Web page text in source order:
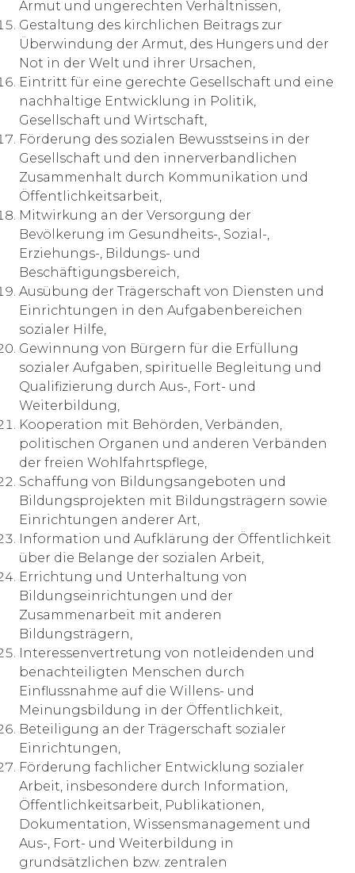
Armut und ungerechten Verhältnissen,
Gestaltung des kirchlichen Beitrags zur
Überwindung der Armut, des Hungers und der
Not in der Welt und ihrer Ursachen,
Eintritt für eine gerechte Gesellschaft und eine
nachhaltige Entwicklung in Politik,
Gesellschaft und Wirtschaft,
Förderung des sozialen Bewusstseins in der
Gesellschaft und den innerverbandlichen
Zusammenhalt durch Kommunikation und
Öffentlichkeitsarbeit,
Mitwirkung an der Versorgung der
Bevölkerung im Gesundheits-, Sozial-,
Erziehungs-, Bildungs- und
Beschäftigungsbereich,
Ausübung der Trägerschaft von Diensten und
Einrichtungen in den Aufgabenbereichen
sozialer Hilfe,
Gewinnung von Bürgern für die Erfüllung
sozialer Aufgaben, spirituelle Begleitung und
Qualifizierung durch Aus-, Fort- und
Weiterbildung,
Kooperation mit Behörden, Verbänden,
politischen Organen und anderen Verbänden
der freien Wohlfahrtspflege,
Schaffung von Bildungsangeboten und
Bildungsprojekten mit Bildungsträgern sowie
Einrichtungen anderer Art,
Information und Aufklärung der Öffentlichkeit
über die Belange der sozialen Arbeit,
Errichtung und Unterhaltung von
Bildungseinrichtungen und der
Zusammenarbeit mit anderen
Bildungsträgern,
Interessenvertretung von notleidenden und
benachteiligten Menschen durch
Einflussnahme auf die Willens- und
Meinungsbildung in der Öffentlichkeit,
Beteiligung an der Trägerschaft sozialer
Einrichtungen,
Förderung fachlicher Entwicklung sozialer
Arbeit, insbesondere durch Information,
Öffentlichkeitsarbeit, Publikationen,
Dokumentation, Wissensmanagement und
Aus-, Fort- und Weiterbildung in
grundsätzlichen bzw. zentralen